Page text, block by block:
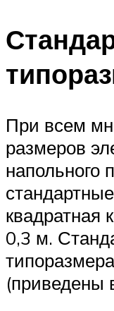
При всем
размеров
напольного
квадратная
0,3 м.
(приведены